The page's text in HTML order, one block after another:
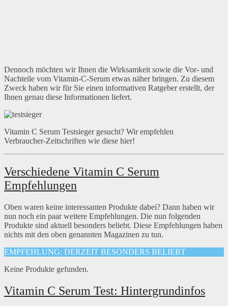
Dennoch möchten wir Ihnen die Wirksamkeit sowie die Vor- und
Nachteile vom Vitamin-C-Serum etwas näher bringen. Zu diesem
Zweck haben wir für Sie einen informativen Ratgeber erstellt, der
Ihnen genau diese Informationen liefert.
Vitamin C Serum Testsieger gesucht? Wir empfehlen
Verbraucher-Zeitschriften wie diese hier!
Verschiedene Vitamin C Serum
Empfehlungen
Oben waren keine interessanten Produkte dabei? Dann haben wir
nun noch ein paar weitere Empfehlungen. Die nun folgenden
Produkte sind aktuell besonders beliebt. Diese Empfehlungen haben
nichts mit den oben genannten Magazinen zu tun.
EMPFEHLUNG: DERZEIT BESONDERS BELIEBT
Keine Produkte gefunden.
Vitamin C Serum Test: Hintergrundinfos